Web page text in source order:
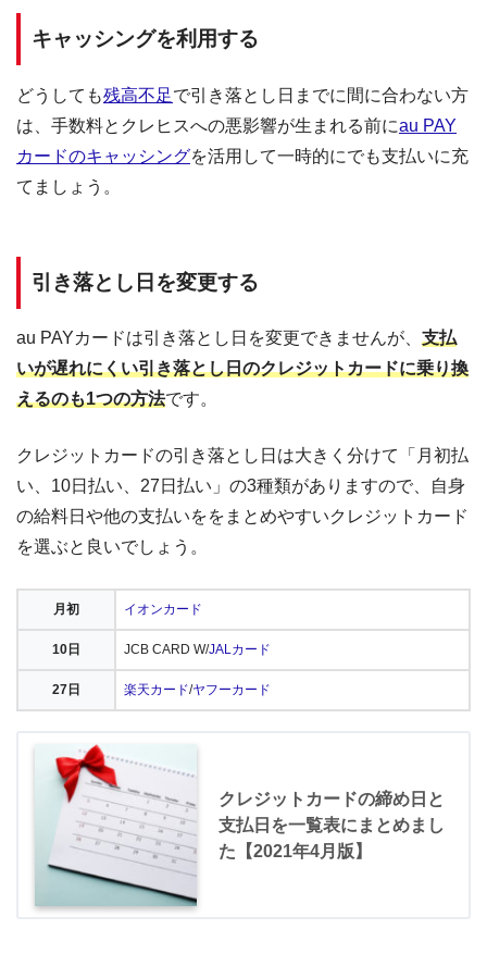
キャッシングを利用する
どうしても残高不足で引き落とし日までに間に合わない方
は、手数料とクレヒスへの悪影響が生まれる前にau PAY
カードのキャッシングを活用して一時的にでも支払いに充
てましょう。
引き落とし日を変更する
au PAYカードは引き落とし日を変更できませんが、 支払
いが遅れにくい引き落とし日のクレジットカードに乗り換
えるのも1つの方法です。
クレジットカードの引き落とし日は大きく分けて「月初払
い、10日払い、27日払い」の3種類がありますので、自身
の給料日や他の支払いををまとめやすいクレジットカード
を選ぶと良いでしょう。
月初 イオンカード
10日 JCB CARD W/JALカード
27日 楽天カード/ヤフーカード
クレジットカードの締め日と
支払日を一覧表にまとめまし
た【2021年4月版】